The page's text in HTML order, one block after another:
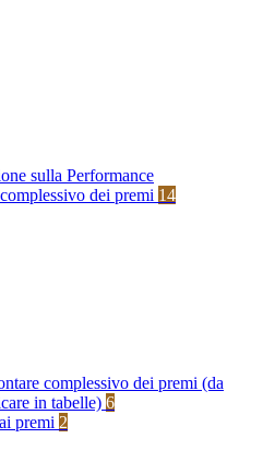
sulla Performance
dei premi 14
complessivo dei premi (da
in tabelle) 6
premi 2